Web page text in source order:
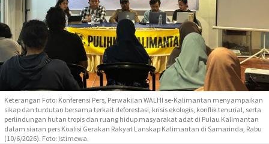
Keterangan Foto: Konferensi Pers, Perwakilan WALHI se-Kalimantan menyampaikan
sikap dan tuntutan bersama terkait deforestasi, krisis ekologis, konflik tenurial, serta
perlindungan hutan tropis dan ruang hidup masyarakat adat di Pulau Kalimantan
dalam siaran pers Koalisi Gerakan Rakyat Lanskap Kalimantan di Samarinda, Rabu
(10/6/2026). Foto: Istimewa.